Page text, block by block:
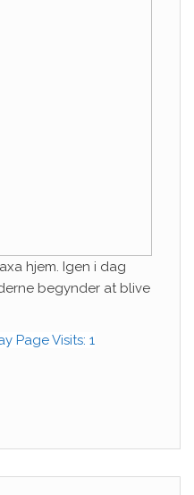
hjem. Igen i dag
begynder at blive
Page Visits: 1